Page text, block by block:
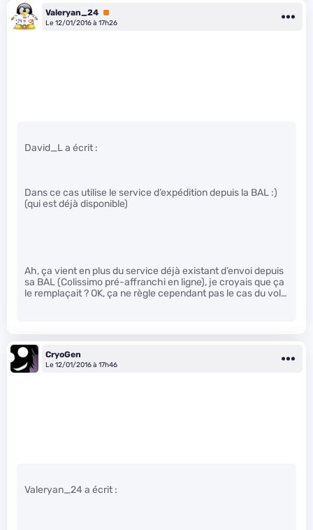
Valeryan_24 Premium
Le 12/01/2016 à 17h26
David_L a écrit :
Dans ce cas utilise le service d’expédition depuis la BAL :)
(qui est déjà disponible)
Ah, ça vient en plus du service déjà existant d’envoi depuis
sa BAL (Colissimo pré-affranchi en ligne), je croyais que ça
le remplaçait ? OK, ça ne règle cependant pas le cas du vol…
CryoGen
Le 12/01/2016 à 17h46
Valeryan_24 a écrit :